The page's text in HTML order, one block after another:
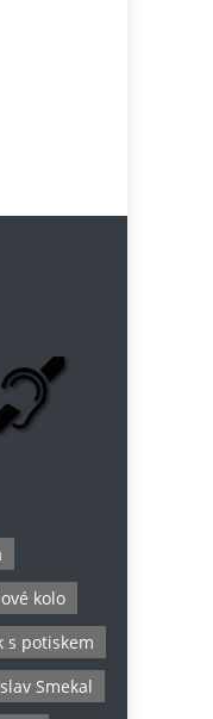
kolo
s potiskem
Smekal